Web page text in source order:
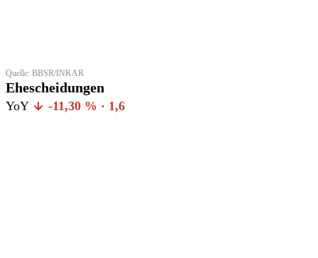
Quelle: BBSR/INKAR
Ehescheidungen
YoY -11,30 % · 1,6